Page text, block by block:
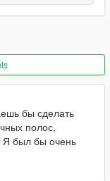
mustang-boss-
по
заменить по
бы сделать
полос,
Я был бы очень